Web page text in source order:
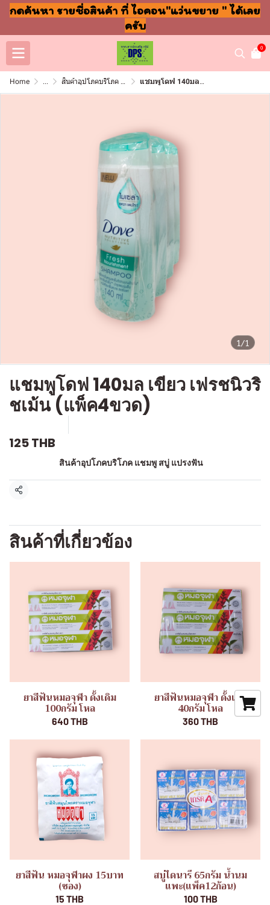
กดค้นหา รายชื่อสินค้า ที่ ไอคอน"แว่นขยาย " ได้เลย
ครับ
0
Home ... สินค้าอุปโภคบริโภค แชมพู สบู่ แปรงฟัน แชมพูโดฟ 140มล เขียว เฟรชนิวริชเม้น (แพ็ค4ขวด)
1/1
แชมพูโดฟ 140มล เขียว เฟรชนิวริ
ชเม้น (แพ็ค4ขวด)
125 THB
สินค้าอุปโภคบริโภค แชมพู สบู่ แปรงฟัน
แชร์
สินค้าที่เกี่ยวข้อง
ยาสีฟันหมอจุฬา ดั้งเดิม
100กรัม โหล
640 THB
ยาสีฟันหมอจุฬา ดั้งเดิม
40กรัม โหล
360 THB
ยาสีฟัน หมอจุฬาผง 15บาท
(ซอง)
15 THB
สบู่ไดนารี 65กรัม น้ำนม
แพะ(แพ็ค12ก้อน)
100 THB